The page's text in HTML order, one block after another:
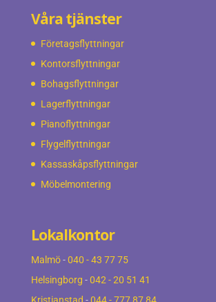
Våra tjänster
Företagsflyttningar
Kontorsflyttningar
Bohagsflyttningar
Lagerflyttningar
Pianoflyttningar
Flygelflyttningar
Kassaskåpsflyttningar
Möbelmontering
Lokalkontor
Malmö-040 - 43 77 75
Helsingborg -042 - 20 51 41